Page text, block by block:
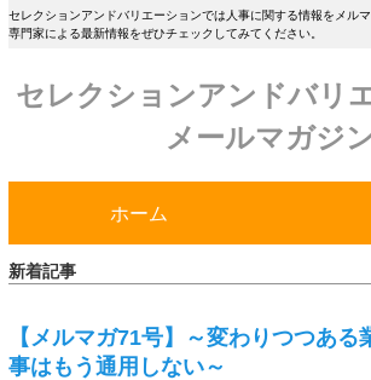
セレクションアンドバリエーションでは人事に関する情報をメル
専門家による最新情報をぜひチェックしてみてください。
セレクションアンドバリ
メールマガジ
ホーム
新着記事
【メルマガ71号】～変わりつつあ
事はもう通用しない～